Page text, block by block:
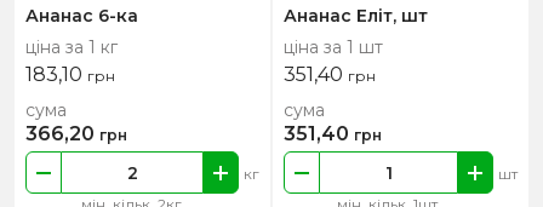
Ананас 6-ка
ціна за 1 кг
183,10 грн
кг
сума
366,20 грн
Ананас Еліт, шт
ціна за 1 шт
351,40 грн
шт
сума
351,40 грн